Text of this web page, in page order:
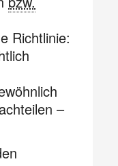
Richtlinie:
–